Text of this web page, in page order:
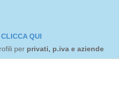
QUI
per privati, p.iva e aziende